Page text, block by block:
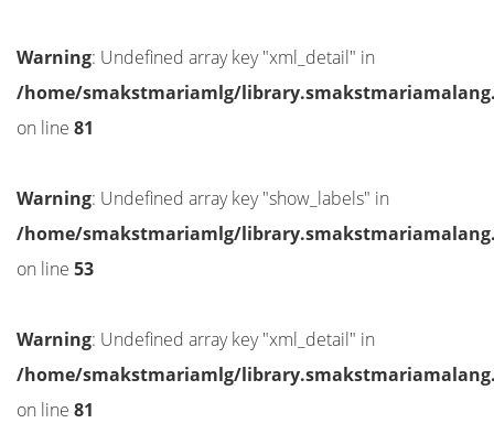
Warning: Undefined array key "xml_detail" in
/home/smakstmariamlg/
on line 81
Warning: Undefined array key "show_labels" in
/home/smakstmariamlg/
on line 53
Warning: Undefined array key "xml_detail" in
/home/smakstmariamlg/
on line 81